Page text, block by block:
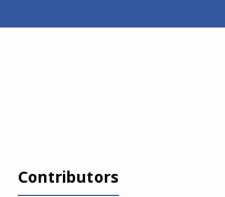
Contributors